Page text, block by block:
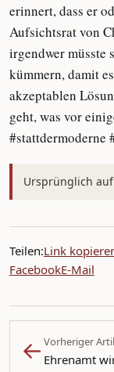
erinnert, dass er
Aufsichtsrat von
irgendwer müsste
kümmern, damit
akzeptablen
geht, was vor
#stattdermoderne
Ursprünglich
Teilen:Link
FacebookE-Mail
← Vorheriger
Ehrenamt